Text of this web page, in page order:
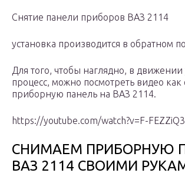
Снятие панели приборов ВАЗ 2114
установка производится в обратном
Для того, чтобы наглядно, в движении
процесс, можно посмотреть видео как
приборную панель на ВАЗ 2114.
https://youtube.com/watch?v=F-
СНИМАЕМ ПРИБОРНУЮ
ВАЗ 2114 СВОИМИ